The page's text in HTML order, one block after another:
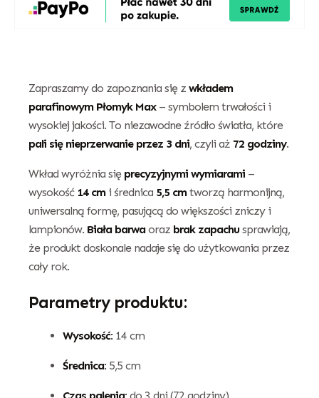
Zapraszamy do zapoznania się z wkładem
parafinowym Płomyk Max– symbolem trwałości i
wysokiej jakości. To niezawodne źródło światła, które
pali się nieprzerwanie przez 3 dni, czyli aż 72 godziny.
Wkład wyróżnia się precyzyjnymi wymiarami –
wysokość 14 cmi średnica 5,5 cmtworzą harmonijną,
uniwersalną formę, pasującą do większości zniczy i
lampionów. Biała barwaoraz brak zapachusprawiają,
że produkt doskonale nadaje się do użytkowania przez
cały rok.
Parametry produktu:
Wysokość: 14 cm
Średnica: 5,5 cm